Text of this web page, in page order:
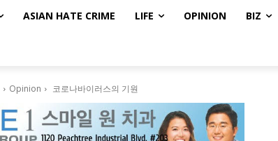
ASIAN HATE CRIME LIFE OPINION BIZ
Opinion 코로나바이러스의 기원